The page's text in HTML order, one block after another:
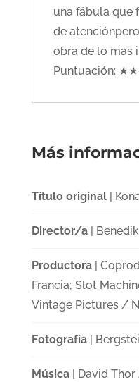
una fábula que
de
obra de lo más
Puntuación:
Más
Título original|
Director/a|
Productora|
Francia; Slot
Vintage Pictures /
Fotografía|
Música| David Thor